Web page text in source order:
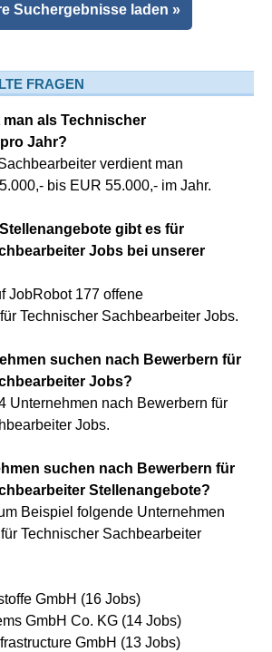
Suchergebnisse laden »
FRAGEN
als Technischer
Jahr?
verdient man
bis EUR 55.000,- im Jahr.
gibt es für
Jobs bei unserer
JobRobot 177 offene
Technischer Sachbearbeiter Jobs.
suchen nach Bewerbern für
Jobs?
Unternehmen nach Bewerbern für
Jobs.
suchen nach Bewerbern für
Stellenangebote?
Beispiel folgende Unternehmen
Technischer Sachbearbeiter
GmbH (16 Jobs)
GmbH Co. KG (14 Jobs)
GmbH (13 Jobs)